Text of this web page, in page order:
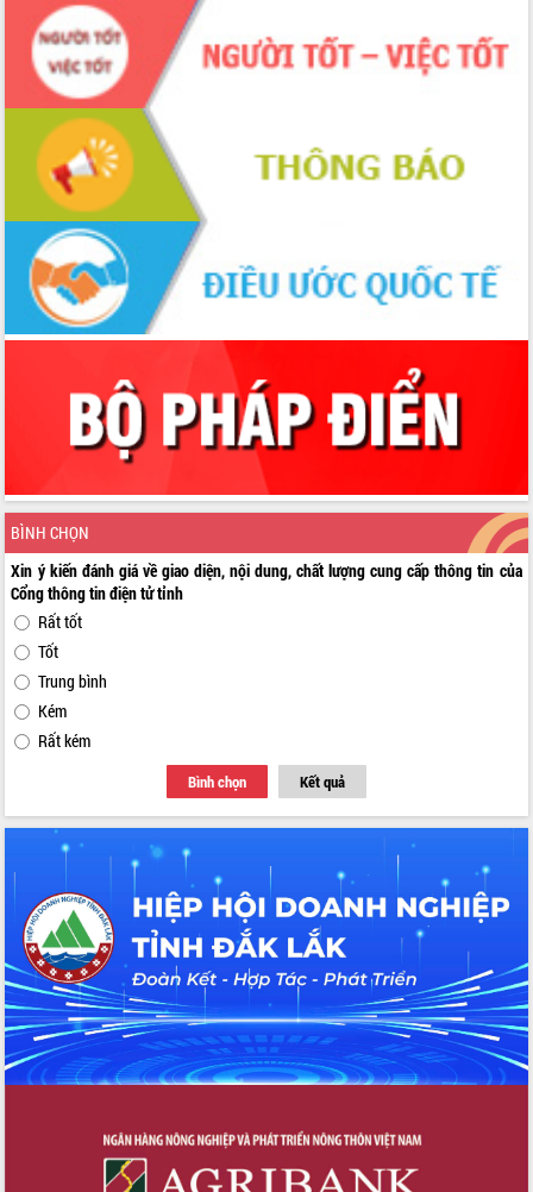
BÌNH CHỌN
Xin ý kiến đánh giá về giao diện, nội dung, chất lượng cung cấp thông tin của
Cổng thông tin điện tử tỉnh
Rất tốt
Tốt
Trung bình
Kém
Rất kém
Bình chọn Kết quả